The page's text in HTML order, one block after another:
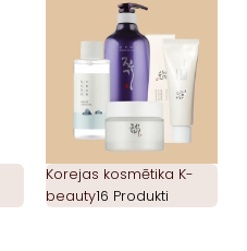
Korejas kosmētika K-
beauty16 Produkti